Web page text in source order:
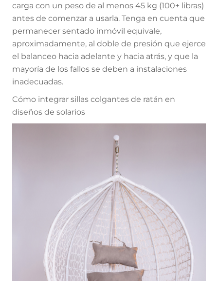
carga con un peso de al menos 45 kg (100+ libras)
antes de comenzar a usarla. Tenga en cuenta que
permanecer sentado inmóvil equivale,
aproximadamente, al doble de presión que ejerce
el balanceo hacia adelante y hacia atrás, y que la
mayoría de los fallos se deben a instalaciones
inadecuadas.
Cómo integrar sillas colgantes de ratán en
diseños de solarios